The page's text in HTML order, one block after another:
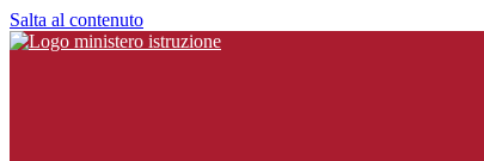
Salta al contenuto